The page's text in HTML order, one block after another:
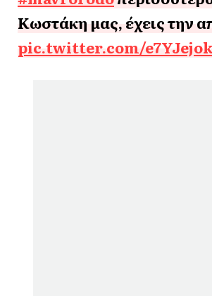
Κωστάκη μας, έχεις την
pic.twitter.com/